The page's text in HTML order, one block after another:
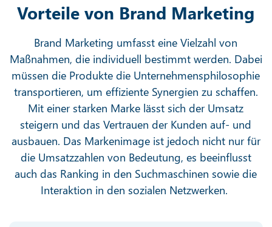
Vorteile von Brand Marketing
Brand Marketing umfasst eine Vielzahl von
Maßnahmen, die individuell bestimmt werden. Dabei
müssen die Produkte die Unternehmensphilosophie
transportieren, um effiziente Synergien zu schaffen.
Mit einer starken Marke lässt sich der Umsatz
steigern und das Vertrauen der Kunden auf- und
ausbauen. Das Markenimage ist jedoch nicht nur für
die Umsatzzahlen von Bedeutung, es beeinflusst
auch das Ranking in den Suchmaschinen sowie die
Interaktion in den sozialen Netzwerken.